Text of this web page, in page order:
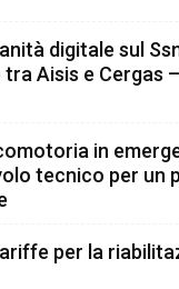
digitale sul
Aisis e Cergas
in
tecnico per un
per la